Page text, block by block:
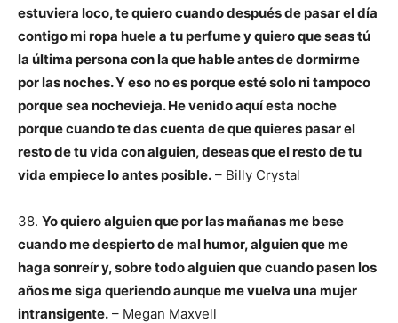
estuviera loco, te quiero cuando después de pasar el día
contigo mi ropa huele a tu perfume y quiero que seas tú
la última persona con la que hable antes de dormirme
por las noches. Y eso no es porque esté solo ni tampoco
porque sea nochevieja. He venido aquí esta noche
porque cuando te das cuenta de que quieres pasar el
resto de tu vida con alguien, deseas que el resto de tu
vida empiece lo antes posible. – Billy Crystal
38. Yo quiero alguien que por las mañanas me bese
cuando me despierto de mal humor, alguien que me
haga sonreír y, sobre todo alguien que cuando pasen los
años me siga queriendo aunque me vuelva una mujer
intransigente. – Megan Maxvell